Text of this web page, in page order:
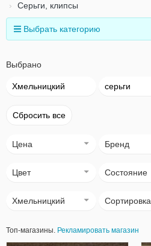
Серьги, клипсы
Выбрать категорию
Выбрано
Хмельницкий серьги
Сбросить все
Цена Бренд
Цвет Состояние
Хмельницкий Сортировка
Топ-магазины. Рекламировать магазин